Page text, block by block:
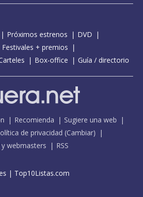
Próximos estrenos
DVD
Festivales + premios
Box-office Guía / directorio
Recomienda
Sugiere una web
de privacidad (Cambiar)
y webmasters RSS
| Top10Listas.com